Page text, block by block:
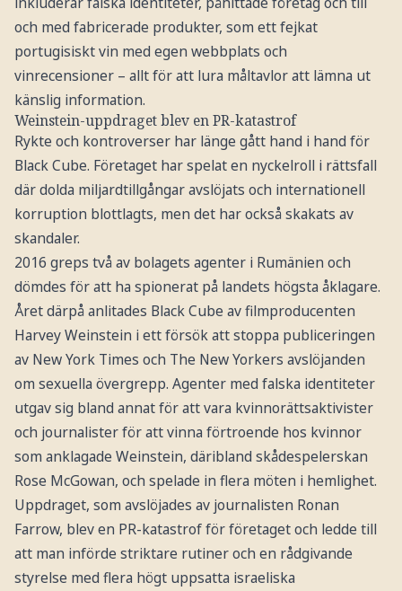
och med fabricerade produkter, som ett fejkat
portugisiskt vin med egen webbplats och
vinrecensioner – allt för att lura måltavlor att lämna ut
känslig information.
Weinstein-uppdraget blev en PR-katastrof
Rykte och kontroverser har länge gått hand i hand för
Black Cube. Företaget har spelat en nyckelroll i rättsfall
där dolda miljardtillgångar avslöjats och internationell
korruption blottlagts, men det har också skakats av
skandaler.
2016 greps två av bolagets agenter i Rumänien och
dömdes för att ha spionerat på landets högsta åklagare.
Året därpå anlitades Black Cube av filmproducenten
Harvey Weinstein i ett försök att stoppa publiceringen
av New York Times och The New Yorkers avslöjanden
om sexuella övergrepp. Agenter med falska identiteter
utgav sig bland annat för att vara kvinnorättsaktivister
och journalister för att vinna förtroende hos kvinnor
som anklagade Weinstein, däribland skådespelerskan
Rose McGowan, och spelade in flera möten i hemlighet.
Uppdraget, som avslöjades av journalisten Ronan
Farrow, blev en PR-katastrof för företaget och ledde till
att man införde striktare rutiner och en rådgivande
styrelse med flera högt uppsatta israeliska